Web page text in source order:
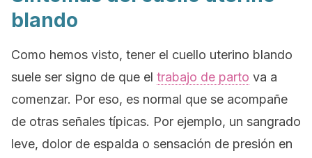
blando
Como hemos visto, tener el cuello uterino blando
suele ser signo de que el trabajo de parto va a
comenzar. Por eso, es normal que se acompañe
de otras señales típicas. Por ejemplo, un sangrado
leve, dolor de espalda o sensación de presión en